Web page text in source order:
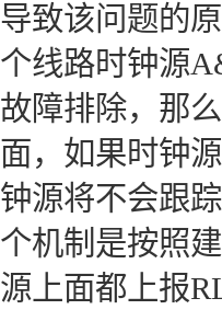
导致该问题的
个线路时钟源
故障排除，那
面，如果时钟
钟源将不会跟
个机制是按照
源上面都上报